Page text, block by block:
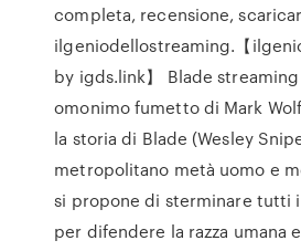
completa, recensione,
ilgeniodellostreaming.【
by igds.link】 Blade
omonimo fumetto di Mark
la storia di Blade (Wesley
metropolitano metà uomo e
si propone di sterminare tutti
per difendere la razza umana